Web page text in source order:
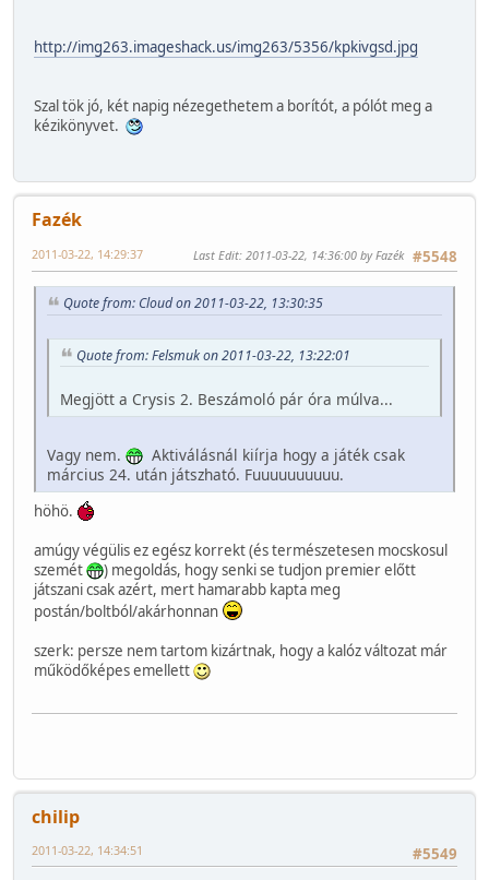
http://img263.imageshack.us/img263/5356/kpkivgsd.jpg
Szal tök jó, két napig nézegethetem a borítót, a pólót meg a
kézikönyvet.
Fazék
#5548
2011-03-22, 14:29:37 Last Edit: 2011-03-22, 14:36:00 by Fazék
Quote from: Cloud on 2011-03-22, 13:30:35
Quote from: Felsmuk on 2011-03-22, 13:22:01
Megjött a Crysis 2. Beszámoló pár óra múlva...
Vagy nem.
Aktiválásnál kiírja hogy a játék csak
március 24. után játszható. Fuuuuuuuuuu.
höhö.
amúgy végülis ez egész korrekt (és természetesen mocskosul
szemét
) megoldás, hogy senki se tudjon premier előtt
játszani csak azért, mert hamarabb kapta meg
postán/boltból/akárhonnan
szerk: persze nem tartom kizártnak, hogy a kalóz változat már
működőképes emellett
chilip
#5549
2011-03-22, 14:34:51